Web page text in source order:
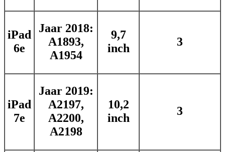
iPad
6e
Jaar 2018:
A1893,
A1954
9,7
inch
3
iPad
7e
Jaar 2019:
A2197,
A2200,
A2198
10,2
inch
3